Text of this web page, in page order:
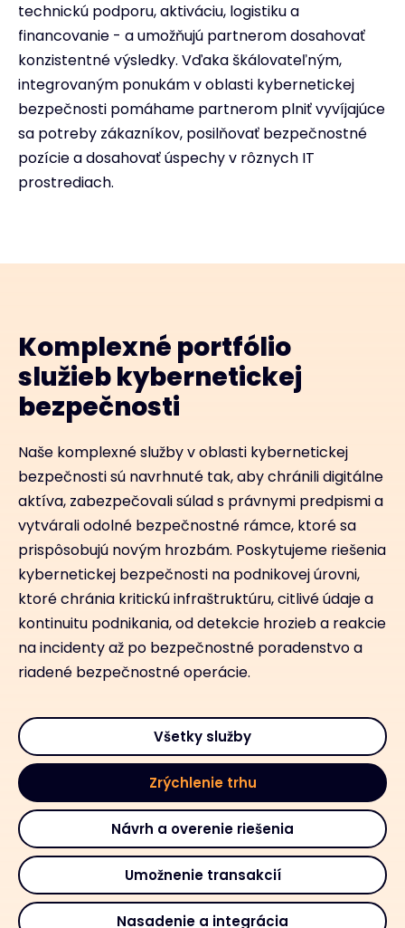
technickú podporu, aktiváciu, logistiku a
financovanie - a umožňujú partnerom dosahovať
konzistentné výsledky. Vďaka škálovateľným,
integrovaným ponukám v oblasti kybernetickej
bezpečnosti pomáhame partnerom plniť vyvíjajúce
sa potreby zákazníkov, posilňovať bezpečnostné
pozície a dosahovať úspechy v rôznych IT
prostrediach.
Komplexné portfólio
služieb kybernetickej
bezpečnosti
Naše komplexné služby v oblasti kybernetickej
bezpečnosti sú navrhnuté tak, aby chránili digitálne
aktíva, zabezpečovali súlad s právnymi predpismi a
vytvárali odolné bezpečnostné rámce, ktoré sa
prispôsobujú novým hrozbám. Poskytujeme riešenia
kybernetickej bezpečnosti na podnikovej úrovni,
ktoré chránia kritickú infraštruktúru, citlivé údaje a
kontinuitu podnikania, od detekcie hrozieb a reakcie
na incidenty až po bezpečnostné poradenstvo a
riadené bezpečnostné operácie.
Všetky služby
Zrýchlenie trhu
Návrh a overenie riešenia
Umožnenie transakcií
Nasadenie a integrácia